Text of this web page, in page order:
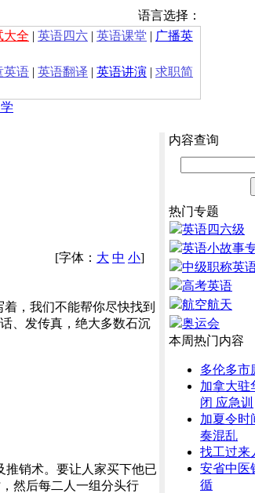
语言选择：
大全 | 英语四六 | 英语课堂 | 广播英
英语 | 英语翻译 | 英语讲演 | 求职简
[字体： 大 中 小]
，我们不能帮你尽快找到
、发传真，绝大多数石沉
推销术。要让人家买下他已
然后每二人一组分头行
内容查询
热门专题
英语四六级
英语小故事
中级职称英
高考英语
航空航天
奥运会
本周热门内容
多伦多市
加拿大驻
闭 应急训
加夏令时
奏混乱
找工过来
安省中医
循